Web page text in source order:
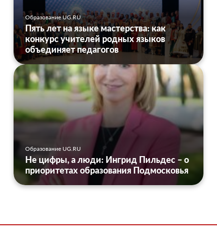
Образование UG.RU
Пять лет на языке мастерства: как
конкурс учителей родных языков
объединяет педагогов
Образование UG.RU
Не цифры, а люди: Ингрид Пильдес – о
приоритетах образования Подмосковья